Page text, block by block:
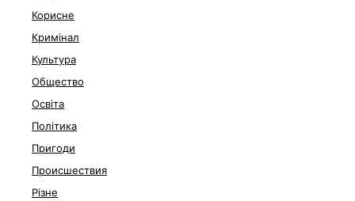
Корисне
Кримінал
Культура
Общество
Освіта
Політика
Пригоди
Происшествия
Різне